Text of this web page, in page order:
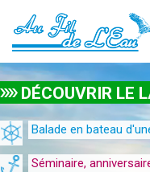
Aller
au
contenu
DÉCOUVRIR LE
Séminaire,
Balade en bateau